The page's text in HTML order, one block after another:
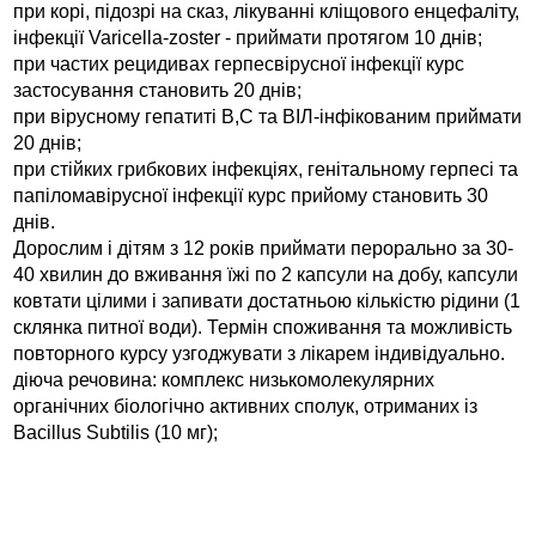
при корі, підозрі на сказ, лікуванні кліщового енцефаліту,
інфекції Varicella-zoster - приймати протягом 10 днів;
при частих рецидивах герпесвірусної інфекції курс
застосування становить 20 днів;
при вірусному гепатиті В,С та ВІЛ-інфікованим приймати
20 днів;
при стійких грибкових інфекціях, генітальному герпесі та
папіломавірусної інфекції курс прийому становить 30
днів.
Дорослим і дітям з 12 років приймати перорально за 30-
40 хвилин до вживання їжі по 2 капсули на добу, капсули
ковтати цілими і запивати достатньою кількістю рідини (1
склянка питної води). Термін споживання та можливість
повторного курсу узгоджувати з лікарем індивідуально.
діюча речовина: комплекс низькомолекулярних
органічних біологічно активних сполук, отриманих із
Bacillus Subtilis (10 мг);